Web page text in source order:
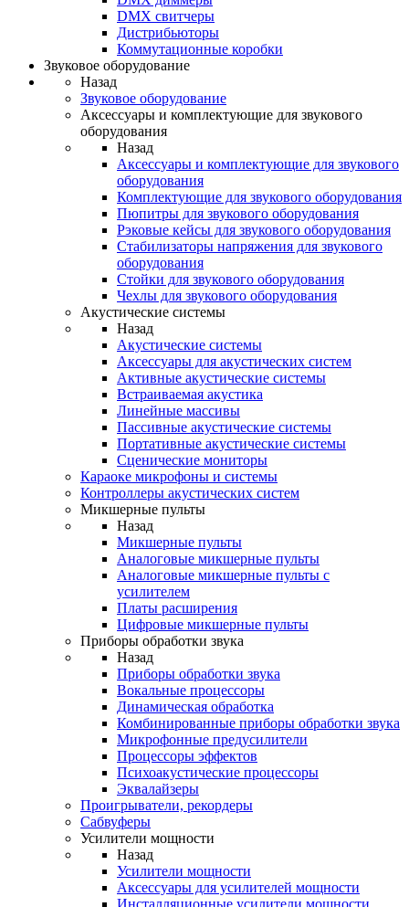
DMX свитчеры
Дистрибьюторы
Коммутационные коробки
Звуковое оборудование
Назад
Звуковое оборудование
Аксессуары и комплектующие для звукового
оборудования
Назад
Аксессуары и комплектующие для звукового
оборудования
Комплектующие для звукового оборудования
Пюпитры для звукового оборудования
Рэковые кейсы для звукового оборудования
Стабилизаторы напряжения для звукового
оборудования
Стойки для звукового оборудования
Чехлы для звукового оборудования
Акустические системы
Назад
Акустические системы
Аксессуары для акустических систем
Активные акустические системы
Встраиваемая акустика
Линейные массивы
Пассивные акустические системы
Портативные акустические системы
Сценические мониторы
Караоке микрофоны и системы
Контроллеры акустических систем
Микшерные пульты
Назад
Микшерные пульты
Аналоговые микшерные пульты
Аналоговые микшерные пульты с
усилителем
Платы расширения
Цифровые микшерные пульты
Приборы обработки звука
Назад
Приборы обработки звука
Вокальные процессоры
Динамическая обработка
Комбинированные приборы обработки звука
Микрофонные предусилители
Процессоры эффектов
Психоакустические процессоры
Эквалайзеры
Проигрыватели, рекордеры
Сабвуферы
Усилители мощности
Назад
Усилители мощности
Аксессуары для усилителей мощности
Инсталляционные усилители мощности